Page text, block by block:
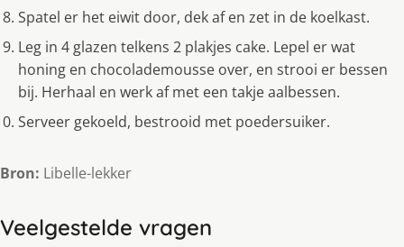
Spatel er het eiwit door, dek af en zet in de koelkast.
Leg in 4 glazen telkens 2 plakjes cake. Lepel er wat
honing en chocolademousse over, en strooi er bessen
bij. Herhaal en werk af met een takje aalbessen.
Serveer gekoeld, bestrooid met poedersuiker.
Bron: Libelle-lekker
Veelgestelde vragen